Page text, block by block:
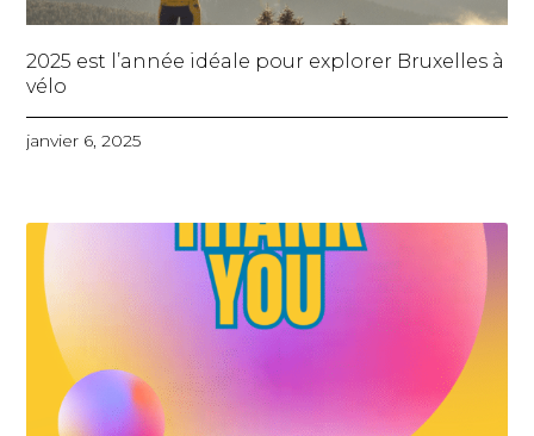
2025 est l’année idéale pour explorer Bruxelles à
vélo
janvier 6, 2025